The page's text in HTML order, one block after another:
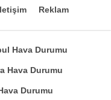
Reklam
Hava Durumu
Hava Durumu
Durumu